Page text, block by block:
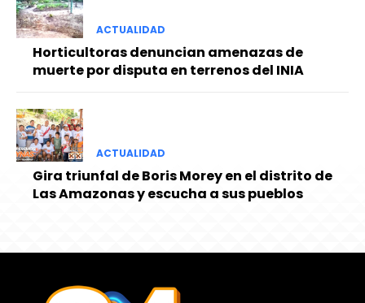
ACTUALIDAD
Horticultoras denuncian amenazas de
muerte por disputa en terrenos del INIA
ACTUALIDAD
Gira triunfal de Boris Morey en el distrito de
Las Amazonas y escucha a sus pueblos